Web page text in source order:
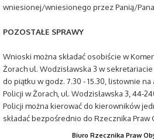
wniesionej/wniesionego przez Panią/
POZOSTAŁE SPRAWY
Wnioski można składać osobiście w
Żorach ul. Wodzisławska 3 w
do piątku w godz. 7.30 - 15.30, listownie
Policji w Żorach, ul. Wodzisławska 3, 44-
Policji można kierować do kierowników
składać bezpośrednio do Rzecznika Praw
Biuro Rzecznika Praw